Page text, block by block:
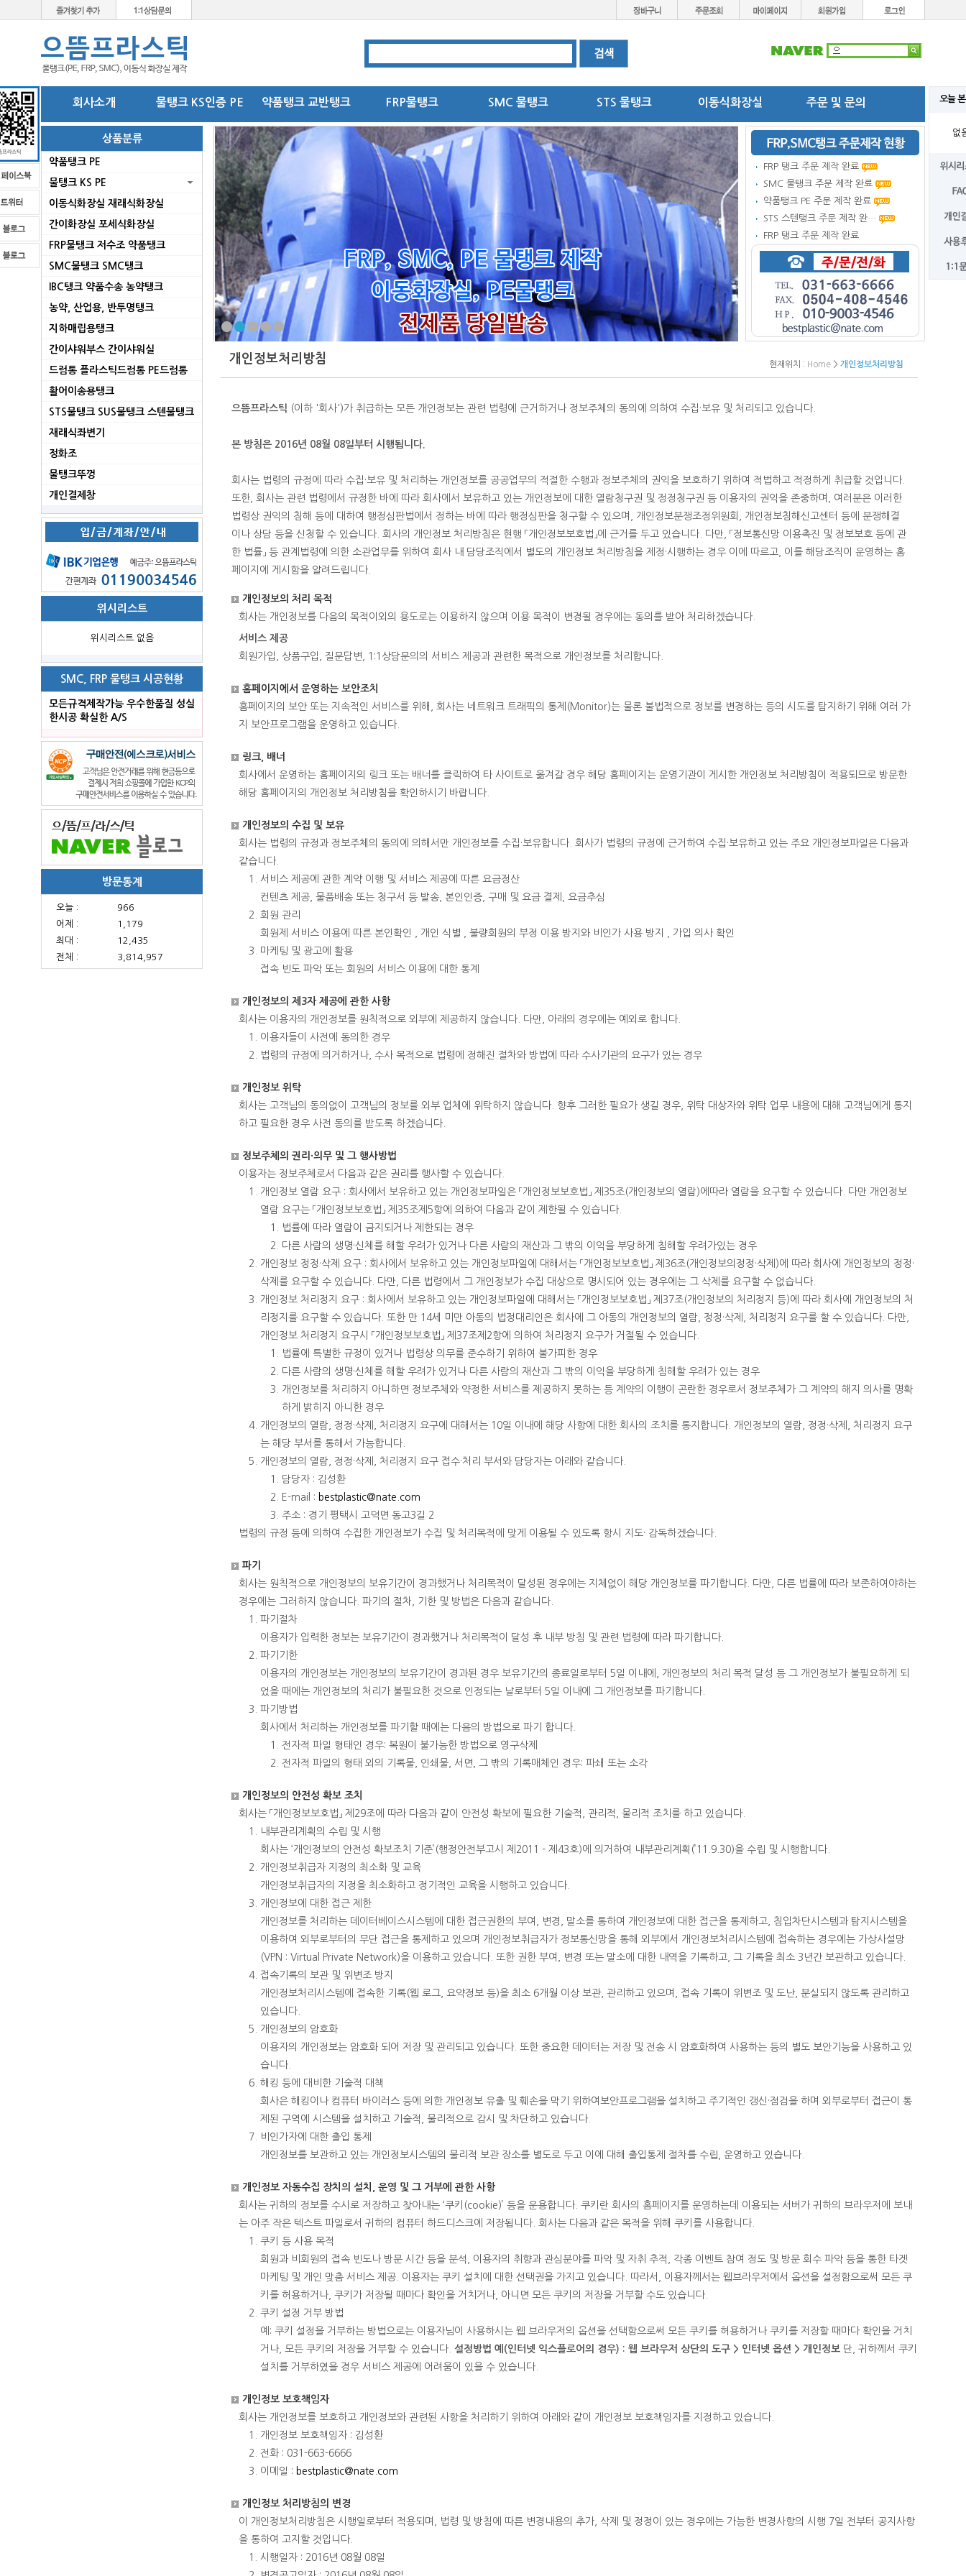
오늘
없
회사소개 물탱크 KS인증 PE 약품탱크 교반탱크 FRP물탱크 SMC 물탱크 STS 물탱크 이동식화장실 주문 및 문의
상품분류
약품탱크 PE
물탱크 KS PE
이동식화장실 재래식화장실
간이화장실 포세식화장실
FRP물탱크 저수조 약품탱크
SMC물탱크 SMC탱크
IBC탱크 약품수송 농약탱크
농약, 산업용, 반투명탱크
지하매립용탱크
간이샤워부스 간이샤워실
드럼통 플라스틱드럼통 PE드럼통
활어이송용탱크
STS물탱크 SUS물탱크 스텐물탱크
재래식좌변기
정화조
물탱크뚜껑
개인결제창
위시리스트
위시리스트 없음
SMC, FRP 물탱크 시공현황
모든규격제작가능 우수한품질 성실
한시공 확실한 A/S
방문통계
오늘 :
966
어제 :
1,179
최대 :
12,435
전체 :
3,814,957
FRP 탱크 주문 제작 완료
SMC 물탱크 주문 제작 완료
약품탱크 PE 주문 제작 완료
STS 스텐탱크 주문 제작 완…
FRP 탱크 주문 제작 완료
개인정보처리방침 현재위치 : Home > 개인정보처리방침
으뜸프라스틱 (이하 '회사')가 취급하는 모든 개인정보는 관련 법령에 근거하거나 정보주체의 동의에 의하여 수집·보유 및 처리되고 있습니다.
본 방침은 2016년 08월 08일부터 시행됩니다.
회사는 법령의 규정에 따라 수집·보유 및 처리하는 개인정보를 공공업무의 적절한 수행과 정보주체의 권익을 보호하기 위하여 적법하고 적정하게 취급할 것입니다.
또한, 회사는 관련 법령에서 규정한 바에 따라 회사에서 보유하고 있는 개인정보에 대한 열람청구권 및 정정청구권 등 이용자의 권익을 존중하며, 여러분은 이러한
법령상 권익의 침해 등에 대하여 행정심판법에서 정하는 바에 따라 행정심판을 청구할 수 있으며, 개인정보분쟁조정위원회, 개인정보침해신고센터 등에 분쟁해결
이나 상담 등을 신청할 수 있습니다. 회사의 개인정보 처리방침은 현행 「개인정보보호법」에 근거를 두고 있습니다. 다만, 「정보통신망 이용촉진 및 정보보호 등에 관
한 법률」 등 관계법령에 의한 소관업무를 위하여 회사 내 담당조직에서 별도의 개인정보 처리방침을 제정·시행하는 경우 이에 따르고, 이를 해당조직이 운영하는 홈
페이지에 게시함을 알려드립니다.
개인정보의 처리 목적
회사는 개인정보를 다음의 목적이외의 용도로는 이용하지 않으며 이용 목적이 변경될 경우에는 동의를 받아 처리하겠습니다.
서비스 제공
회원가입, 상품구입, 질문답변, 1:1상담문의의 서비스 제공과 관련한 목적으로 개인정보를 처리합니다.
홈페이지에서 운영하는 보안조치
홈페이지의 보안 또는 지속적인 서비스를 위해, 회사는 네트워크 트래픽의 통제(Monitor)는 물론 불법적으로 정보를 변경하는 등의 시도를 탐지하기 위해 여러 가
지 보안프로그램을 운영하고 있습니다.
링크, 배너
회사에서 운영하는 홈페이지의 링크 또는 배너를 클릭하여 타 사이트로 옮겨갈 경우 해당 홈페이지는 운영기관이 게시한 개인정보 처리방침이 적용되므로 방문한
해당 홈페이지의 개인정보 처리방침을 확인하시기 바랍니다.
개인정보의 수집 및 보유
회사는 법령의 규정과 정보주체의 동의에 의해서만 개인정보를 수집·보유합니다. 회사가 법령의 규정에 근거하여 수집·보유하고 있는 주요 개인정보파일은 다음과
같습니다.
서비스 제공에 관한 계약 이행 및 서비스 제공에 따른 요금정산
컨텐츠 제공, 물품배송 또는 청구서 등 발송, 본인인증, 구매 및 요금 결제, 요금추심
회원 관리
회원제 서비스 이용에 따른 본인확인 , 개인 식별 , 불량회원의 부정 이용 방지와 비인가 사용 방지 , 가입 의사 확인
마케팅 및 광고에 활용
접속 빈도 파악 또는 회원의 서비스 이용에 대한 통계
개인정보의 제3자 제공에 관한 사항
회사는 이용자의 개인정보를 원칙적으로 외부에 제공하지 않습니다. 다만, 아래의 경우에는 예외로 합니다.
이용자들이 사전에 동의한 경우
법령의 규정에 의거하거나, 수사 목적으로 법령에 정해진 절차와 방법에 따라 수사기관의 요구가 있는 경우
개인정보 위탁
회사는 고객님의 동의없이 고객님의 정보를 외부 업체에 위탁하지 않습니다. 향후 그러한 필요가 생길 경우, 위탁 대상자와 위탁 업무 내용에 대해 고객님에게 통지
하고 필요한 경우 사전 동의를 받도록 하겠습니다.
정보주체의 권리·의무 및 그 행사방법
이용자는 정보주체로서 다음과 같은 권리를 행사할 수 있습니다.
개인정보 열람 요구 : 회사에서 보유하고 있는 개인정보파일은 「개인정보보호법」 제35조(개인정보의 열람)에따라 열람을 요구할 수 있습니다. 다만 개인정보
열람 요구는 「개인정보보호법」 제35조제5항에 의하여 다음과 같이 제한될 수 있습니다.
법률에 따라 열람이 금지되거나 제한되는 경우
다른 사람의 생명·신체를 해할 우려가 있거나 다른 사람의 재산과 그 밖의 이익을 부당하게 침해할 우려가있는 경우
개인정보 정정·삭제 요구 : 회사에서 보유하고 있는 개인정보파일에 대해서는 「개인정보보호법」 제36조(개인정보의정정·삭제)에 따라 회사에 개인정보의 정정·
삭제를 요구할 수 있습니다. 다만, 다른 법령에서 그 개인정보가 수집 대상으로 명시되어 있는 경우에는 그 삭제를 요구할 수 없습니다.
개인정보 처리정지 요구 : 회사에서 보유하고 있는 개인정보파일에 대해서는 「개인정보보호법」 제37조(개인정보의 처리정지 등)에 따라 회사에 개인정보의 처
리정지를 요구할 수 있습니다. 또한 만 14세 미만 아동의 법정대리인은 회사에 그 아동의 개인정보의 열람, 정정·삭제, 처리정지 요구를 할 수 있습니다. 다만,
개인정보 처리정지 요구시 「개인정보보호법」 제37조제2항에 의하여 처리정지 요구가 거절될 수 있습니다.
법률에 특별한 규정이 있거나 법령상 의무를 준수하기 위하여 불가피한 경우
다른 사람의 생명·신체를 해할 우려가 있거나 다른 사람의 재산과 그 밖의 이익을 부당하게 침해할 우려가 있는 경우
개인정보를 처리하지 아니하면 정보주체와 약정한 서비스를 제공하지 못하는 등 계약의 이행이 곤란한 경우로서 정보주체가 그 계약의 해지 의사를 명확
하게 밝히지 아니한 경우
개인정보의 열람, 정정·삭제, 처리정지 요구에 대해서는 10일 이내에 해당 사항에 대한 회사의 조치를 통지합니다. 개인정보의 열람, 정정·삭제, 처리정지 요구
는 해당 부서를 통해서 가능합니다.
개인정보의 열람, 정정·삭제, 처리정지 요구 접수·처리 부서와 담당자는 아래와 같습니다.
담당자 : 김성환
E-mail : bestplastic@nate.com
주소 : 경기 평택시 고덕면 동고3길 2
법령의 규정 등에 의하여 수집한 개인정보가 수집 및 처리목적에 맞게 이용될 수 있도록 항시 지도· 감독하겠습니다.
파기
회사는 원칙적으로 개인정보의 보유기간이 경과했거나 처리목적이 달성된 경우에는 지체없이 해당 개인정보를 파기합니다. 다만, 다른 법률에 따라 보존하여야하는
경우에는 그러하지 않습니다. 파기의 절차, 기한 및 방법은 다음과 같습니다.
파기절차
이용자가 입력한 정보는 보유기간이 경과했거나 처리목적이 달성 후 내부 방침 및 관련 법령에 따라 파기합니다.
파기기한
이용자의 개인정보는 개인정보의 보유기간이 경과된 경우 보유기간의 종료일로부터 5일 이내에, 개인정보의 처리 목적 달성 등 그 개인정보가 불필요하게 되
었을 때에는 개인정보의 처리가 불필요한 것으로 인정되는 날로부터 5일 이내에 그 개인정보를 파기합니다.
파기방법
회사에서 처리하는 개인정보를 파기할 때에는 다음의 방법으로 파기 합니다.
전자적 파일 형태인 경우: 복원이 불가능한 방법으로 영구삭제
전자적 파일의 형태 외의 기록물, 인쇄물, 서면, 그 밖의 기록매체인 경우: 파쇄 또는 소각
개인정보의 안전성 확보 조치
회사는 「개인정보보호법」 제29조에 따라 다음과 같이 안전성 확보에 필요한 기술적, 관리적, 물리적 조치를 하고 있습니다.
내부관리계획의 수립 및 시행
회사는 ‘개인정보의 안전성 확보조치 기준’(행정안전부고시 제2011 - 제43호)에 의거하여 내부관리계획(’11.9.30)을 수립 및 시행합니다.
개인정보취급자 지정의 최소화 및 교육
개인정보취급자의 지정을 최소화하고 정기적인 교육을 시행하고 있습니다.
개인정보에 대한 접근 제한
개인정보를 처리하는 데이터베이스시스템에 대한 접근권한의 부여, 변경, 말소를 통하여 개인정보에 대한 접근을 통제하고, 침입차단시스템과 탐지시스템을
이용하여 외부로부터의 무단 접근을 통제하고 있으며 개인정보취급자가 정보통신망을 통해 외부에서 개인정보처리시스템에 접속하는 경우에는 가상사설망
(VPN : Virtual Private Network)을 이용하고 있습니다. 또한 권한 부여, 변경 또는 말소에 대한 내역을 기록하고, 그 기록을 최소 3년간 보관하고 있습니다.
접속기록의 보관 및 위변조 방지
개인정보처리시스템에 접속한 기록(웹 로그, 요약정보 등)을 최소 6개월 이상 보관, 관리하고 있으며, 접속 기록이 위변조 및 도난, 분실되지 않도록 관리하고
있습니다.
개인정보의 암호화
이용자의 개인정보는 암호화 되어 저장 및 관리되고 있습니다. 또한 중요한 데이터는 저장 및 전송 시 암호화하여 사용하는 등의 별도 보안기능을 사용하고 있
습니다.
해킹 등에 대비한 기술적 대책
회사은 해킹이나 컴퓨터 바이러스 등에 의한 개인정보 유출 및 훼손을 막기 위하여보안프로그램을 설치하고 주기적인 갱신·점검을 하며 외부로부터 접근이 통
제된 구역에 시스템을 설치하고 기술적, 물리적으로 감시 및 차단하고 있습니다.
비인가자에 대한 출입 통제
개인정보를 보관하고 있는 개인정보시스템의 물리적 보관 장소를 별도로 두고 이에 대해 출입통제 절차를 수립, 운영하고 있습니다.
개인정보 자동수집 장치의 설치, 운영 및 그 거부에 관한 사항
회사는 귀하의 정보를 수시로 저장하고 찾아내는 ‘쿠키(cookie)’ 등을 운용합니다. 쿠키란 회사의 홈페이지를 운영하는데 이용되는 서버가 귀하의 브라우저에 보내
는 아주 작은 텍스트 파일로서 귀하의 컴퓨터 하드디스크에 저장됩니다. 회사는 다음과 같은 목적을 위해 쿠키를 사용합니다.
쿠키 등 사용 목적
회원과 비회원의 접속 빈도나 방문 시간 등을 분석, 이용자의 취향과 관심분야를 파악 및 자취 추적, 각종 이벤트 참여 정도 및 방문 회수 파악 등을 통한 타겟
마케팅 및 개인 맞춤 서비스 제공. 이용자는 쿠키 설치에 대한 선택권을 가지고 있습니다. 따라서, 이용자께서는 웹브라우저에서 옵션을 설정함으로써 모든 쿠
키를 허용하거나, 쿠키가 저장될 때마다 확인을 거치거나, 아니면 모든 쿠키의 저장을 거부할 수도 있습니다.
쿠키 설정 거부 방법
예: 쿠키 설정을 거부하는 방법으로는 이용자님이 사용하시는 웹 브라우저의 옵션을 선택함으로써 모든 쿠키를 허용하거나 쿠키를 저장할 때마다 확인을 거치
거나, 모든 쿠키의 저장을 거부할 수 있습니다. 설정방법 예(인터넷 익스플로어의 경우) : 웹 브라우저 상단의 도구 > 인터넷 옵션 > 개인정보 단, 귀하께서 쿠키
설치를 거부하였을 경우 서비스 제공에 어려움이 있을 수 있습니다.
개인정보 보호책임자
회사는 개인정보를 보호하고 개인정보와 관련된 사항을 처리하기 위하여 아래와 같이 개인정보 보호책임자를 지정하고 있습니다.
개인정보 보호책임자 : 김성환
전화 : 031-663-6666
이메일 : bestplastic@nate.com
개인정보 처리방침의 변경
이 개인정보처리방침은 시행일로부터 적용되며, 법령 및 방침에 따른 변경내용의 추가, 삭제 및 정정이 있는 경우에는 가능한 변경사항의 시행 7일 전부터 공지사항
을 통하여 고지할 것입니다.
시행일자 : 2016년 08월 08일